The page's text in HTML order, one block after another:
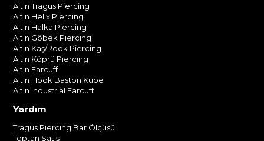
Altın Tragus Piercing
Altın Helix Piercing
Altın Halka Piercing
Altın Göbek Piercing
Altın Kaş/Rook Piercing
Altın Köprü Piercing
Altın Earcuff
Altın Hook Baston Küpe
Altın Industrial Earcuff
Yardım
Tragus Piercing Bar Ölçüsü
Toptan Satış